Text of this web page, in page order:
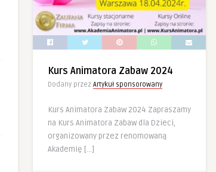
Kurs Animatora Zabaw 2024
Dodany przez Artykuł sponsorowany
Kurs Animatora Zabaw 2024 Zapraszamy
na Kurs Animatora Zabaw dla Dzieci,
organizowany przez renomowaną
Akademię […]